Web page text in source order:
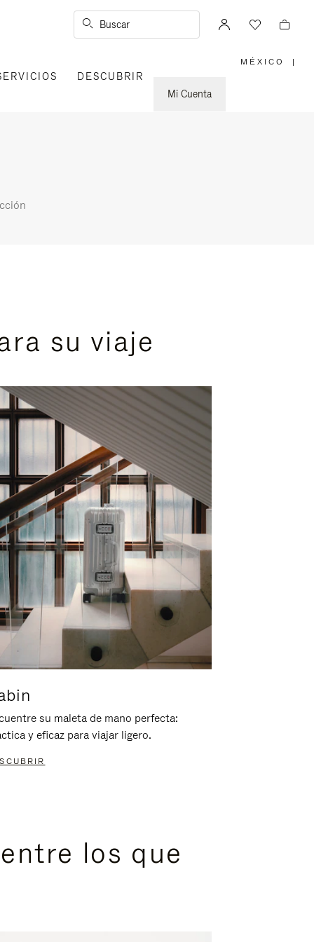
Buscar
DESCUBRIR
Mi Cuenta
MÉXICO |
su viaje
su maleta de mano perfecta:
y eficaz para viajar ligero.
los que